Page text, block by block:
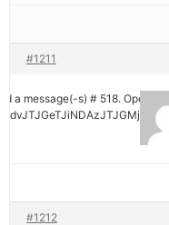
#1211
a message(-s) # 518. Open
#1212